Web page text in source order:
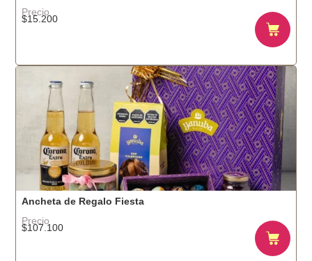
Precio
$15.200
Ancheta de Regalo Fiesta
Precio
$107.100